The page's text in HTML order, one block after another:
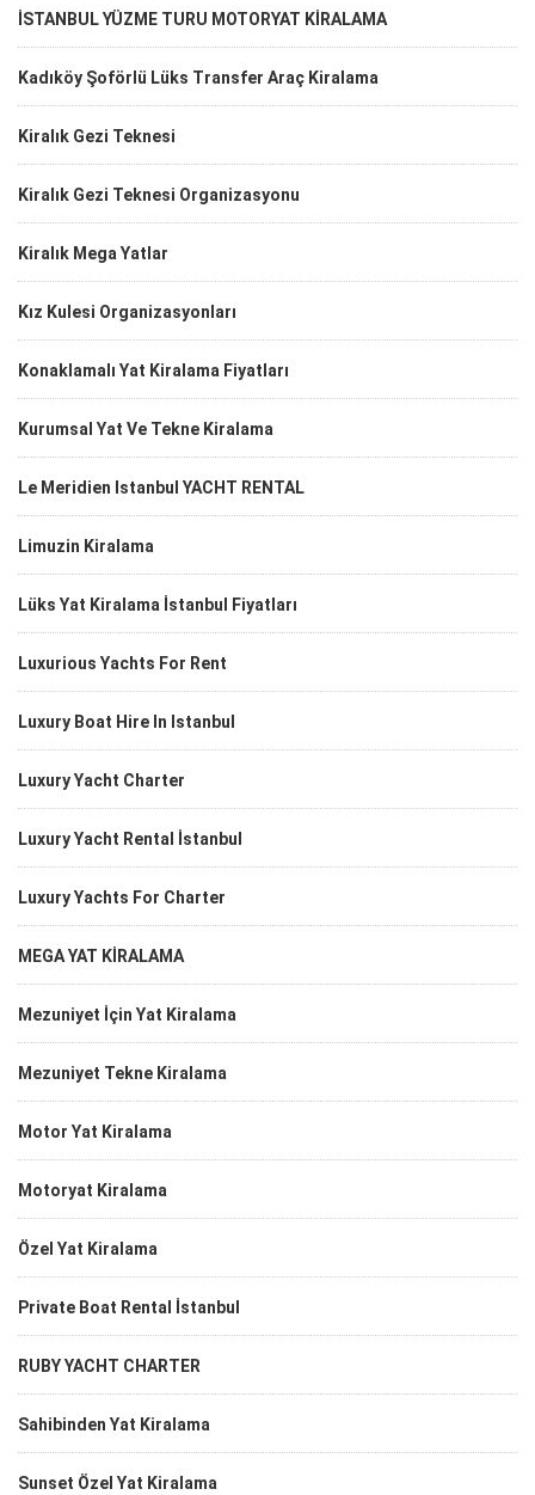
İSTANBUL YÜZME TURU MOTORYAT KİRALAMA
Kadıköy Şoförlü Lüks Transfer Araç Kiralama
Kiralık Gezi Teknesi
Kiralık Gezi Teknesi Organizasyonu
Kiralık Mega Yatlar
Kız Kulesi Organizasyonları
Konaklamalı Yat Kiralama Fiyatları
Kurumsal Yat Ve Tekne Kiralama
Le Meridien Istanbul YACHT RENTAL
Limuzin Kiralama
Lüks Yat Kiralama İstanbul Fiyatları
Luxurious Yachts For Rent
Luxury Boat Hire In Istanbul
Luxury Yacht Charter
Luxury Yacht Rental İstanbul
Luxury Yachts For Charter
MEGA YAT KİRALAMA
Mezuniyet İçin Yat Kiralama
Mezuniyet Tekne Kiralama
Motor Yat Kiralama
Motoryat Kiralama
Özel Yat Kiralama
Private Boat Rental İstanbul
RUBY YACHT CHARTER
Sahibinden Yat Kiralama
Sunset Özel Yat Kiralama